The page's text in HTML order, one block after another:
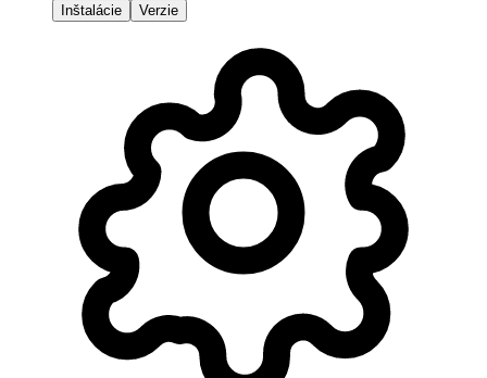
Inštalácie Verzie